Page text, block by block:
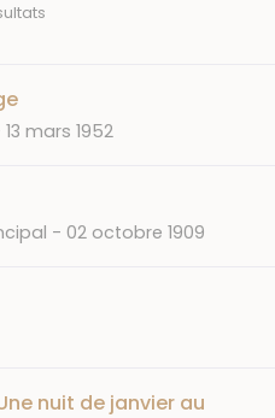
DATE
13 mars 1952
DATE
02 octobre 1909
nuit de janvier au